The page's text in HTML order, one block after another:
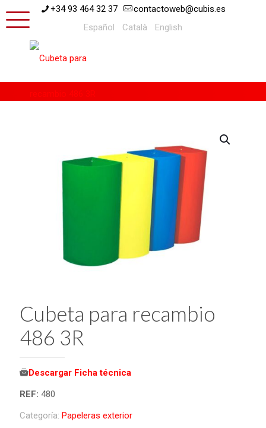
+34 93 464 32 37
contactoweb@cubis.es
Español
Català English
Cubeta para recambio
486 3R
Descargar Ficha técnica
REF: 480
Categoría: Papeleras exterior